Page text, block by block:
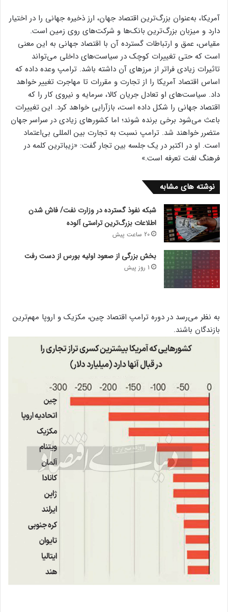
آمریکا، به‌عنوان بزرگ‌ترین اقتصاد جهان، ارز ذخیره جهانی را در اختیار
دارد و میزبان بزرگ‌ترین بانک‌ها و شرکت‌های روی زمین است.
مقیاس، عمق و ارتباطات گسترده آن با اقتصاد جهانی به این معنی
است که حتی تغییرات کوچک در سیاست‌های داخلی می‌تواند
تاثیرات زیادی فراتر از مرزهای آن داشته باشد. ترامپ وعده داده که
اساس اقتصاد آمریکا را از تجارت و مقررات تا مهاجرت تغییر خواهد
داد. سیاست‌های او تعادل جریان کالا، سرمایه و نیروی کار را که
اقتصاد جهانی را شکل داده است، بازآرایی خواهد کرد. این تغییرات
باعث می‌شود برخی برنده شوند؛ اما کشورهای زیادی در سراسر جهان
متضرر خواهند شد. ترامپ نسبت به تجارت بین المللی بی‌اعتماد
است. او در اکتبر در یک جلسه بین تجار گفت: «زیباترین کلمه در
فرهنگ لغت تعرفه است.»
نوشته های مشابه
شبکه نفوذ گسترده در وزارت نفت/ فاش شدن
اطلاعات بزرگ‌ترین تراستی‌ آلوده
20 ساعت پیش
بخش بزرگی از صعود اولیه بورس از دست رفت
1 روز پیش
به نظر می‌رسد در دوره ترامپ اقتصاد چین، مکزیک و اروپا مهم‌ترین
بازندگان باشند.